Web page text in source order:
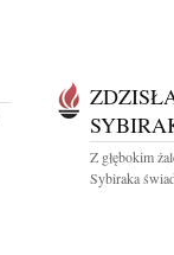
Z głębokim
Sybiraka